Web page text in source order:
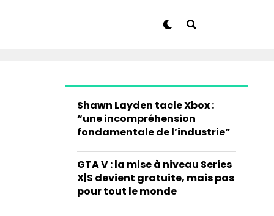
Shawn Layden tacle Xbox :
“une incompréhension
fondamentale de l’industrie”
GTA V : la mise à niveau Series
X|S devient gratuite, mais pas
pour tout le monde